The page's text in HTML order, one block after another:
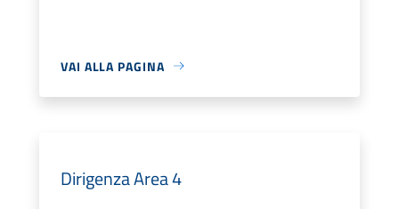
VAI ALLA PAGINA
Dirigenza Area 4